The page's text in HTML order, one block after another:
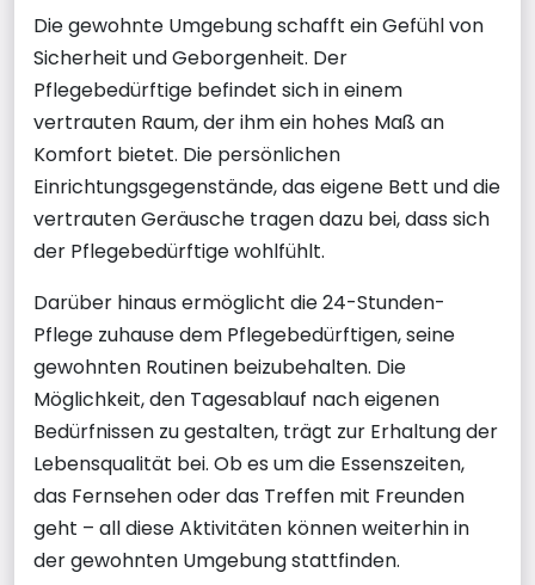
Die gewohnte Umgebung schafft ein Gefühl von
Sicherheit und Geborgenheit. Der
Pflegebedürftige befindet sich in einem
vertrauten Raum, der ihm ein hohes Maß an
Komfort bietet. Die persönlichen
Einrichtungsgegenstände, das eigene Bett und die
vertrauten Geräusche tragen dazu bei, dass sich
der Pflegebedürftige wohlfühlt.
Darüber hinaus ermöglicht die 24-Stunden-
Pflege zuhause dem Pflegebedürftigen, seine
gewohnten Routinen beizubehalten. Die
Möglichkeit, den Tagesablauf nach eigenen
Bedürfnissen zu gestalten, trägt zur Erhaltung der
Lebensqualität bei. Ob es um die Essenszeiten,
das Fernsehen oder das Treffen mit Freunden
geht – all diese Aktivitäten können weiterhin in
der gewohnten Umgebung stattfinden.